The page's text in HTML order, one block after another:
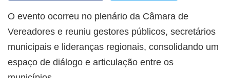
O evento ocorreu no plenário da Câmara de
Vereadores e reuniu gestores públicos, secretários
municipais e lideranças regionais, consolidando um
espaço de diálogo e articulação entre os